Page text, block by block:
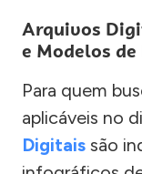
Arquivos
e Modelos
Para quem
aplicáveis no
Digitais são